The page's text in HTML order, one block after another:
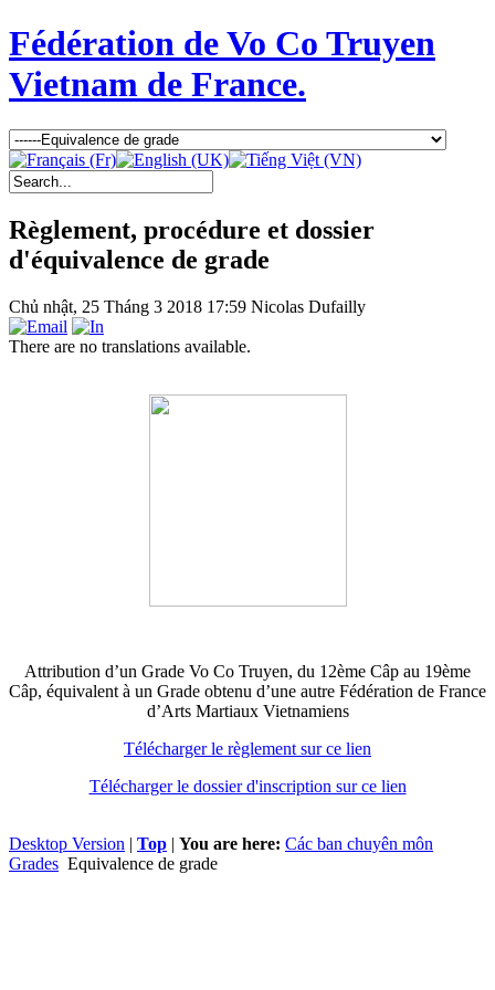
Fédération de Vo Co Truyen
Vietnam de France.
Règlement, procédure et dossier
d'équivalence de grade
Chủ nhật, 25 Tháng 3 2018 17:59 Nicolas Dufailly
There are no translations available.
Attribution d’un Grade Vo Co Truyen, du 12ème Câp au 19ème
Câp, équivalent à un Grade obtenu d’une autre Fédération de France
d’Arts Martiaux Vietnamiens
Télécharger le règlement sur ce lien
Télécharger le dossier d'inscription sur ce lien
Desktop Version | Top | You are here: Các ban chuyên môn
Grades Equivalence de grade